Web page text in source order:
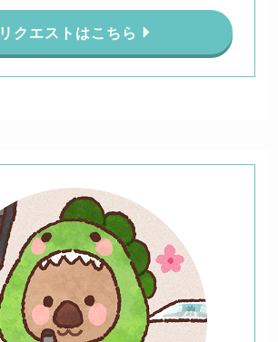
リクエストはこちら